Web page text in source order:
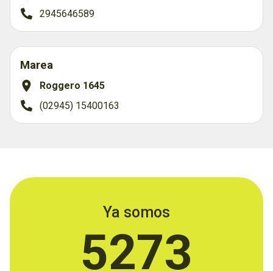
2945646589
Marea
Roggero 1645
(02945) 15400163
Ya somos
5273